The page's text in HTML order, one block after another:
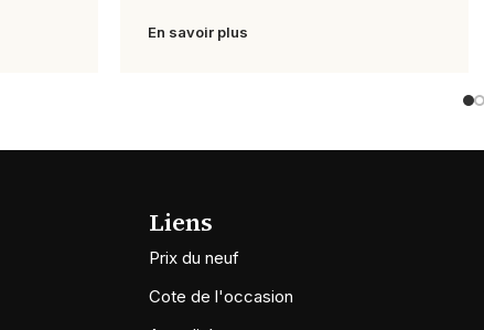
En savoir plus
Liens
Prix du neuf
Cote de l'occasion